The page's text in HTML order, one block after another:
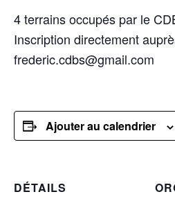
4 terrains occupés par le
Inscription directement
frederic.cdbs@gmail.com
Ajouter au calendrier
DÉTAILS